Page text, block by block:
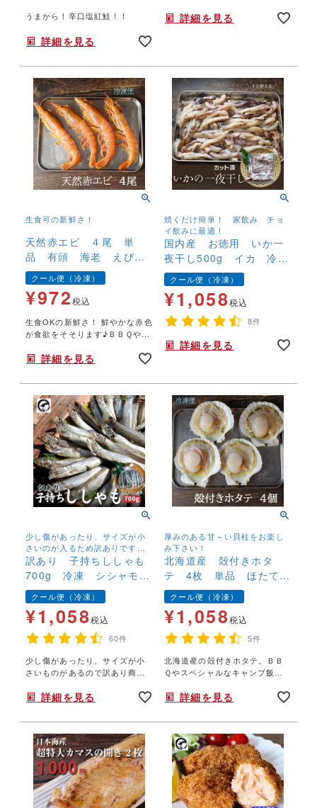
うまから！辛口塩紅鮭！！
詳細を見る
詳細を見る
生食可の新鮮さ！
天然赤エビ ４尾 単
品 有頭 海老 えび
エビ ＢＢＱ ガンガン
焼き 替え玉 冷凍
クール便（冷凍）
¥972税込
生食OKの新鮮さ！ 鮮やかな赤色
が食欲をそそります♪ＢＢＱやガ
ろんお刺身でも。
詳細を見る
焼くだけ簡単！ 家飲み チョ
イ飲みに最適！
国内産 お徳用 いか一
夜干し500g イカ 冷
凍 カット済
クール便（冷凍）
¥1,058税込
8件
詳細を見る
少し傷があったり、サイズが小
さいのが入るため訳ありです
が、味は一級品！
訳あり 子持ちししゃも
700g 冷凍 シシャモ
樺太ししゃも
クール便（冷凍）
¥1,058税込
60件
少し傷があったり、サイズが小
さいものがあるので訳あり商品
っかり干す事で旨味が凝縮！外
り、脂も乗っていてジューシー
です。
詳細を見る
厚みのある甘～い貝柱をお楽し
み下さい！
北海道産 殻付きホタ
テ 4枚 単品 ほたて
帆立 BBQ キャンプ
飯 新鮮 海鮮 炉端焼
き 冷凍
クール便（冷凍）
¥1,058税込
5件
北海道産の殻付きホタテ。ＢＢ
Ｑやスペシャルなキャンプ飯
詳細を見る